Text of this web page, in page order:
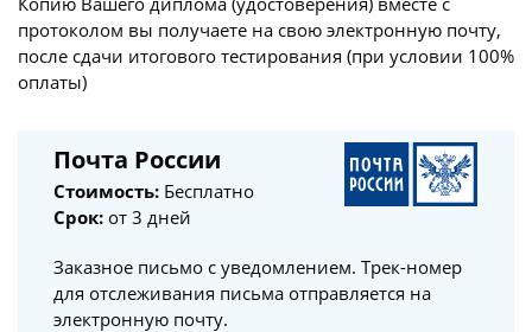
протоколом вы получаете на свою электронную почту,
после сдачи итогового тестирования (при условии 100%
оплаты)
Почта России
Стоимость: Бесплатно
Срок: от 3 дней
Заказное письмо с уведомлением. Трек-номер
для отслеживания письма отправляется на
электронную почту.